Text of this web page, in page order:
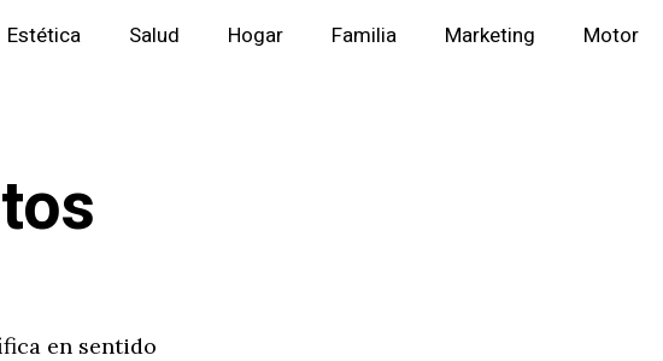
Estética Salud Hogar Familia Marketing Motor
en sentido